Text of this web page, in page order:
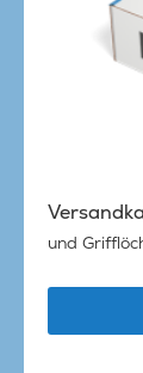
und